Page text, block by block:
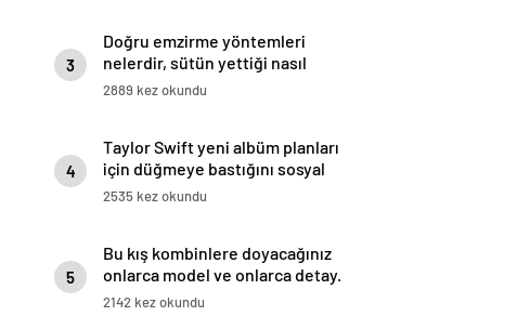
3
Doğru emzirme yöntemleri
nelerdir, sütün yettiği nasıl
anlaşılır?
2889 kez okundu
4
Taylor Swift yeni albüm planları
için düğmeye bastığını sosyal
medyadan duyurdu!
2535 kez okundu
5
Bu kış kombinlere doyacağınız
onlarca model ve onlarca detay.
2142 kez okundu